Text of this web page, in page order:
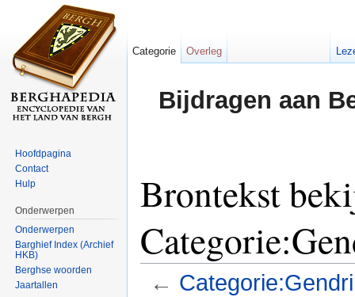
Bijdragen aan
Brontekst
←
Categorie Overleg
Hoofdpagina
Contact
Hulp
Onderwerpen
Onderwerpen
Barghief Index (Archief
HKB)
Berghse woorden
Jaartallen